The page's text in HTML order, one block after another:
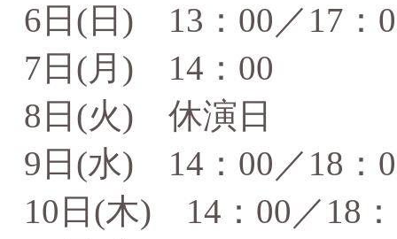
6日(日) 13：00／17：
7日(月) 14：00
8日(火) 休演日
9日(水) 14：00／18：
10日(木) 14：00／18